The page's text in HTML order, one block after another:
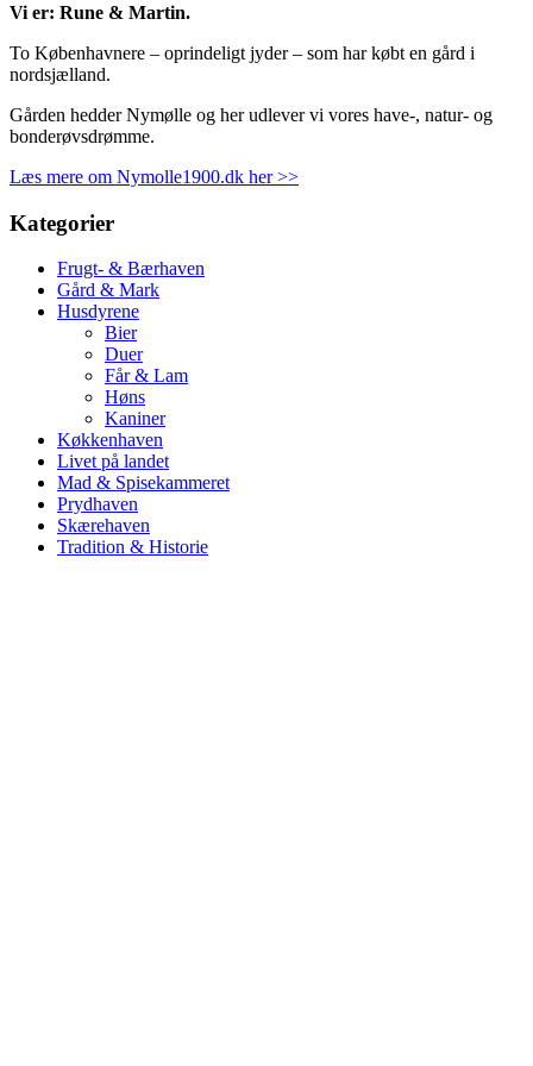
Vi er: Rune & Martin.
To Københavnere – oprindeligt jyder – som har købt en gård i
nordsjælland.
Gården hedder Nymølle og her udlever vi vores have-, natur- og
bonderøvsdrømme.
Læs mere om Nymolle1900.dk her >>
Kategorier
Frugt- & Bærhaven
Gård & Mark
Husdyrene
Bier
Duer
Får & Lam
Høns
Kaniner
Køkkenhaven
Livet på landet
Mad & Spisekammeret
Prydhaven
Skærehaven
Tradition & Historie